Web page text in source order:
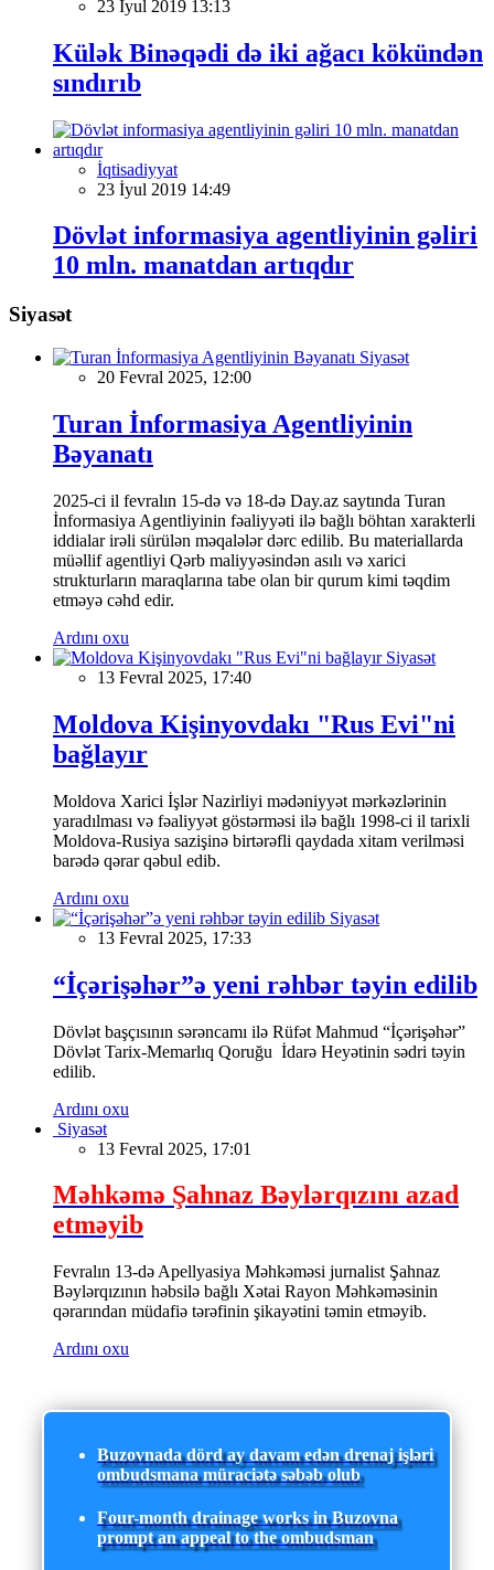
23 İyul 2019 13:13
Külək Binəqədi də iki ağacı kökündən
sındırıb
İqtisadiyyat
23 İyul 2019 14:49
Dövlət informasiya agentliyinin gəliri
10 mln. manatdan artıqdır
Siyasət
Siyasət
20 Fevral 2025, 12:00
Turan İnformasiya Agentliyinin
Bəyanatı
2025-ci il fevralın 15-də və 18-də Day.az saytında Turan
İnformasiya Agentliyinin fəaliyyəti ilə bağlı böhtan xarakterli
iddialar irəli sürülən məqalələr dərc edilib. Bu materiallarda
müəllif agentliyi Qərb maliyyəsindən asılı və xarici
strukturların maraqlarına tabe olan bir qurum kimi təqdim
etməyə cəhd edir.
Ardını oxu
Siyasət
13 Fevral 2025, 17:40
Moldova Kişinyovdakı "Rus Evi"ni
bağlayır
Moldova Xarici İşlər Nazirliyi mədəniyyət mərkəzlərinin
yaradılması və fəaliyyət göstərməsi ilə bağlı 1998-ci il tarixli
Moldova-Rusiya sazişinə birtərəfli qaydada xitam verilməsi
barədə qərar qəbul edib.
Ardını oxu
Siyasət
13 Fevral 2025, 17:33
“İçərişəhər”ə yeni rəhbər təyin edilib
Dövlət başçısının sərəncamı ilə Rüfət Mahmud “İçərişəhər”
Dövlət Tarix-Memarlıq Qoruğu İdarə Heyətinin sədri təyin
edilib.
Ardını oxu
Siyasət
13 Fevral 2025, 17:01
Məhkəmə Şahnaz Bəylərqızını azad
etməyib
Fevralın 13-də Apellyasiya Məhkəməsi jurnalist Şahnaz
Bəylərqızının həbsilə bağlı Xətai Rayon Məhkəməsinin
qərarından müdafiə tərəfinin şikayətini təmin etməyib.
Ardını oxu
Buzovnada dörd ay davam edən drenaj işləri
ombudsmana müraciətə səbəb olub
Four-month drainage works in Buzovna
prompt an appeal to the ombudsman